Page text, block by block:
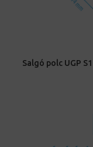
Salgó polc UGP